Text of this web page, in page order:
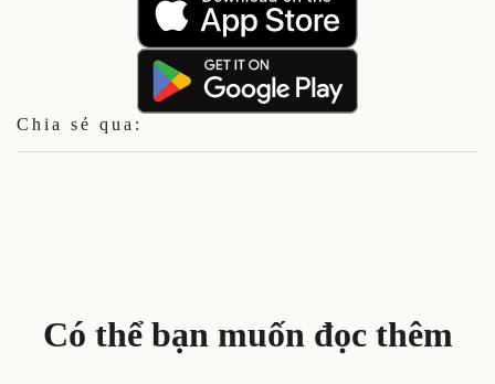
Chia sẻ qua:
Có thể bạn muốn đọc thêm